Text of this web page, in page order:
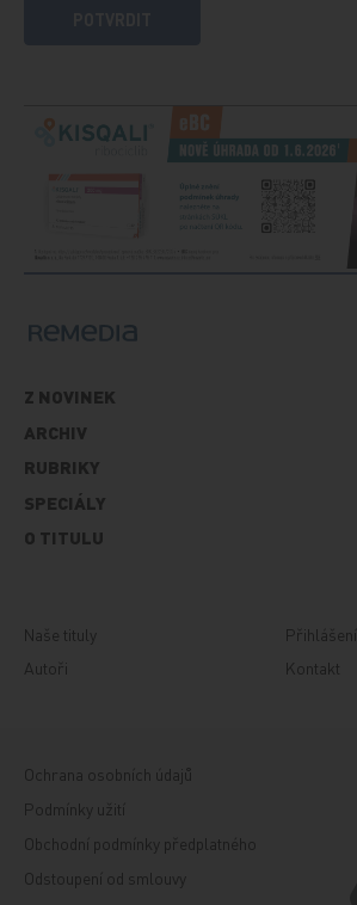
Z NOVINEK
ARCHIV
RUBRIKY
SPECIÁLY
O TITULU
Naše tituly
Autoři
Přihlášení
Kontakt
Ochrana osobních údajů
Podmínky užití
Obchodní podmínky předplatného
Odstoupení od smlouvy